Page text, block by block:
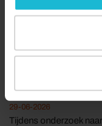
Fort Asperen
29-06-2026
Tijdens onderzoek